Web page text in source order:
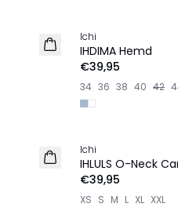
Ichi
IHDIMA Hemd
€39,95
34 36 38 40 42
NEU
Ichi
IHLULS O-Neck
€39,95
XS S M L XL XXL